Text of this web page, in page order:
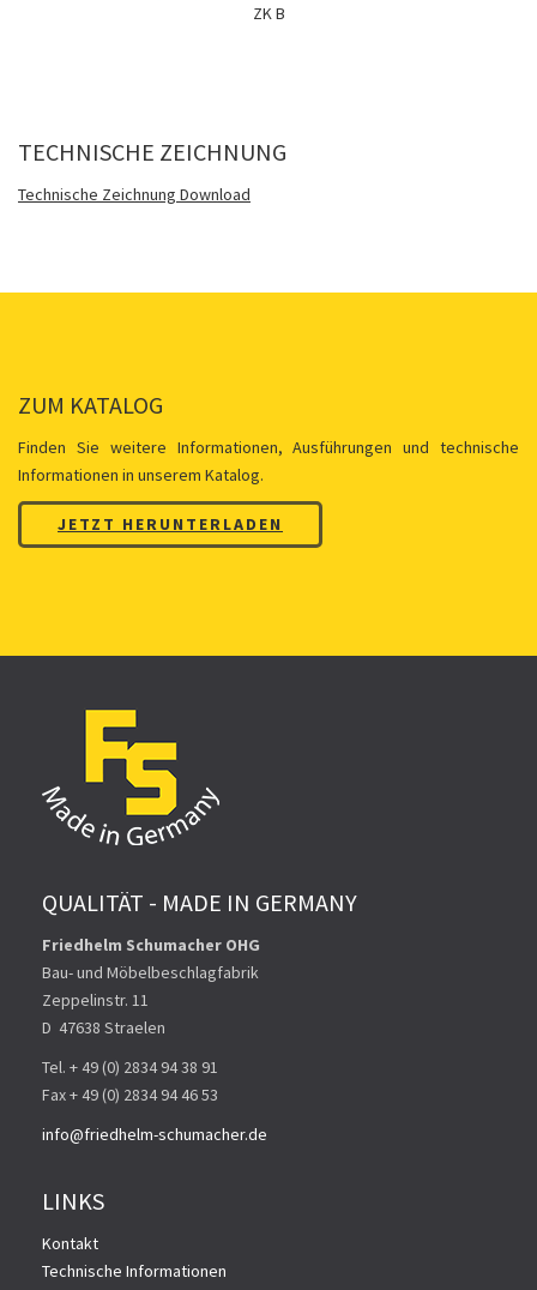
ZK B
TECHNISCHE ZEICHNUNG
Technische Zeichnung Download
ZUM KATALOG
Finden Sie weitere Informationen, Ausführungen und technische
Informationen in unserem Katalog.
JETZT HERUNTERLADEN
QUALITÄT - MADE IN GERMANY
Friedhelm Schumacher OHG
Bau- und Möbelbeschlagfabrik
Zeppelinstr. 11
D ­ 47638 Straelen
Tel. + 49 (0) 2834 94 38 91
Fax + 49 (0) 2834 94 46 53
info@friedhelm-schumacher.de
LINKS
Kontakt
Technische Informationen